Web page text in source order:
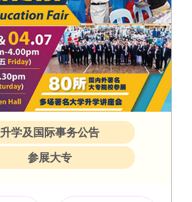
升学及国际事务公告
参展大专